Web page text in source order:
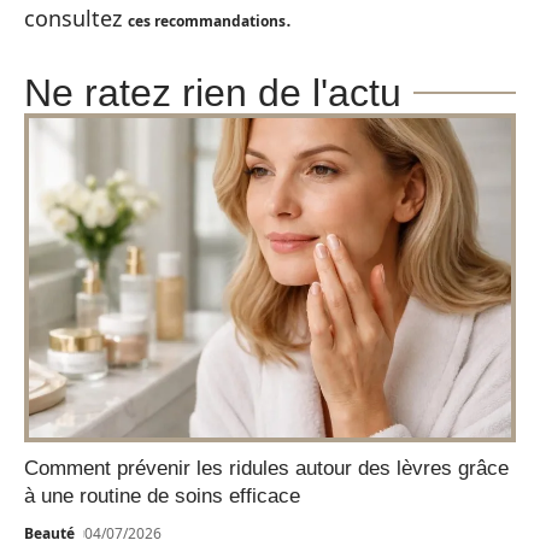
consultez ces recommandations.
Ne ratez rien de l'actu
Comment prévenir les ridules autour des lèvres grâce
à une routine de soins efficace
Beauté 04/07/2026